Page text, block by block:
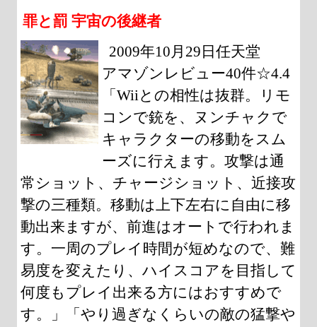
罪と罰 宇宙の後継者
2009年10月29日任天堂
アマゾンレビュー40件☆4.4
「Wiiとの相性は抜群。リモ
コンで銃を、ヌンチャクで
キャラクターの移動をスム
ーズに行えます。攻撃は通
常ショット、チャージショット、近接攻
撃の三種類。移動は上下左右に自由に移
動出来ますが、前進はオートで行われま
す。一周のプレイ時間が短めなので、難
易度を変えたり、ハイスコアを目指して
何度もプレイ出来る方にはおすすめで
す。」「やり過ぎなくらいの敵の猛撃や